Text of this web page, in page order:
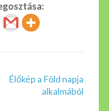
Élőkép a Föld napja
alkalmából